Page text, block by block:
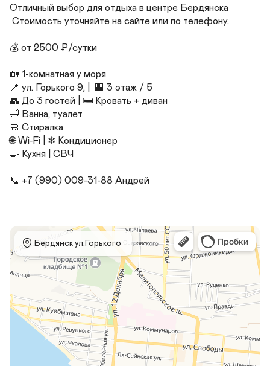
Отличный выбор для отдыха в центре Бердянска
💰 от 2500 ₽/сутки
🏡 1-комнатная у моря
📍 ул. Горького 9, |  🏢 3 этаж / 5
👥 До 3 гостей | 🛏 Кровать + диван
🛁 Ванна, туалет
🧼 Стиралка
🌐 Wi‑Fi | ❄ Кондиционер
🍳 Кухня | СВЧ
📞 +7 (990) 009-31-88 Андрей
Бердянск ул.Горького